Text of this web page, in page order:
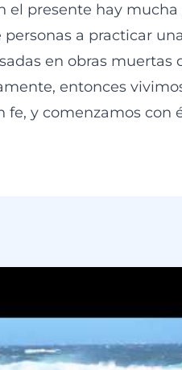
el presente hay
a practicar
en obras muertas
entonces
fe, y comenzamos con